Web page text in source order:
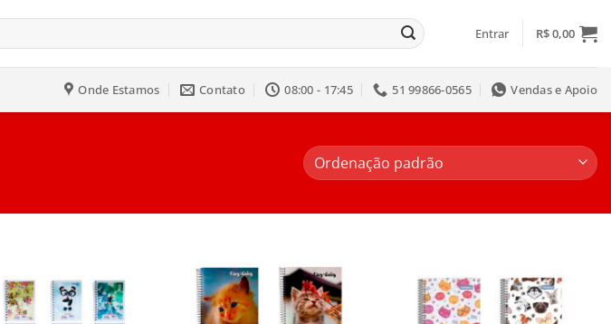
Entrar R$0,00
Onde Estamos Contato 08:00 - 17:45 51 99866-0565 Vendas e Apoio
Salvar
na
Lista
Salvar
na
Lista
Salvar
na
Lista